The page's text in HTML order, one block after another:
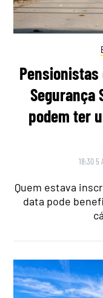
Segurança
podem ter
18:30 5
Quem estava
data pode